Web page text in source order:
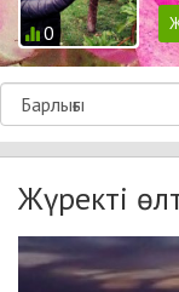
0
Жүректі